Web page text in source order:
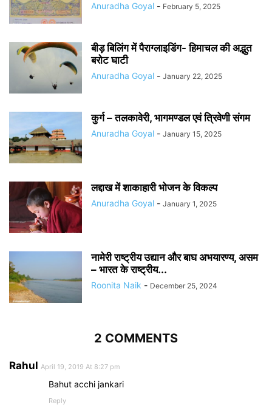
Anuradha Goyal - February 5, 2025
बीड़ बिलिंग में पैराग्लाइडिंग- हिमाचल की अद्भुत
बरोट घाटी
Anuradha Goyal - January 22, 2025
कुर्ग – तलकावेरी, भागमण्डल एवं त्रिवेणी संगम
Anuradha Goyal - January 15, 2025
लद्दाख में शाकाहारी भोजन के विकल्प
Anuradha Goyal - January 1, 2025
नामेरी राष्ट्रीय उद्यान और बाघ अभयारण्य, असम
– भारत के राष्ट्रीय...
Roonita Naik - December 25, 2024
2 COMMENTS
Rahul April 19, 2019 At 8:27 pm
Bahut acchi jankari
Reply